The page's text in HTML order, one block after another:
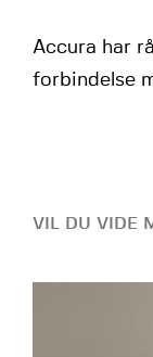
Accura har
forbindelse
VIL DU VIDE